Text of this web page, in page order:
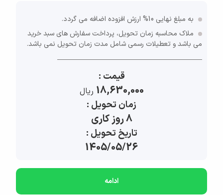
به مبلغ نهایی 10% ارزش افزوده اضافه می گردد.
ملاک محاسبه زمان تحویل، پرداخت سفارش های سبد خرید
می باشد و تعطیلات رسمی شامل مدت زمان تحویل نمی باشد.
قیمت :
18,630,000 ريال
زمان تحویل :
8 روز کاری
تاریخ تحویل :
1405/05/26
ادامه